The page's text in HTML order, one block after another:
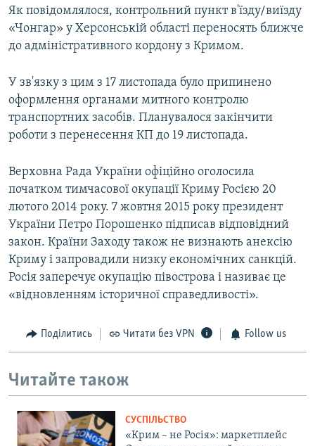
Як повідомлялося, контрольний пункт в'їзду/виїзду
«Чонгар» у Херсонській області переносять ближче
до адміністративного кордону з Кримом.
У зв'язку з цим з 17 листопада було припинено
оформлення органами митного контролю
транспортних засобів. Планувалося закінчити
роботи з перенесення КП до 19 листопада.
Верховна Рада України офіційно оголосила
початком тимчасової окупації Криму Росією 20
лютого 2014 року. 7 жовтня 2015 року президент
України Петро Порошенко підписав відповідний
закон. Країни Заходу також не визнають анексію
Криму і запровадили низку економічних санкцій.
Росія заперечує окупацію півострова і називає це
«відновленням історичної справедливості».
Поділитись Читати без VPN Follow us
Читайте також
СУСПІЛЬСТВО
«Крим – не Росія»: маркетплейс